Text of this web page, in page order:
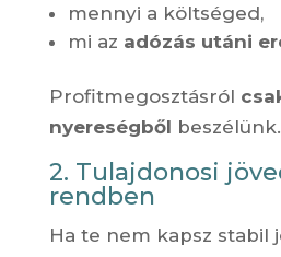
mennyi a költséged,
mi az adózás utáni
Profitmegosztásról
nyereségből beszélünk.
2. Tulajdonosi
rendben
Ha te nem kapsz stabil